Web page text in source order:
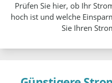
Prüfen Sie hier, ob Ihr
hoch ist und welche
Sie Ihren